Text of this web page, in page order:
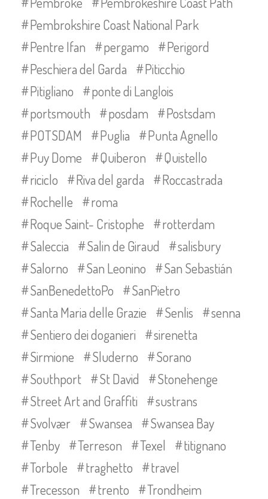
Pembrokshire Coast National Park
Pentre Ifan
pergamo
Perigord
Peschiera del Garda
Piticchio
Pitigliano
ponte di Langlois
portsmouth
posdam
Postsdam
POTSDAM
Puglia
Punta Agnello
Puy Dome
Quiberon
Quistello
riciclo
Riva del garda
Roccastrada
Rochelle
roma
Roque Saint- Cristophe
rotterdam
Saleccia
Salin de Giraud
salisbury
Salorno
San Leonino
San Sebastián
SanBenedettoPo
SanPietro
Santa Maria delle Grazie
Senlis
senna
Sentiero dei doganieri
sirenetta
Sirmione
Sluderno
Sorano
Southport
St David
Stonehenge
Street Art and Graffiti
sustrans
Svolvær
Swansea
Swansea Bay
Tenby
Terreson Texel
titignano
Torbole
traghetto
travel
Trecesson
trento
Trondheim